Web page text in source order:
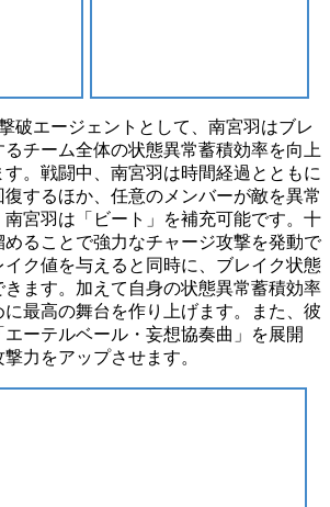
破エージェントとして、南宮羽はブレ
チーム全体の状態異常蓄積効率を向上
。戦闘中、南宮羽は時間経過とともに
復するほか、任意のメンバーが敵を異常
宮羽は「ビート」を補充可能です。十
ることで強力なチャージ攻撃を発動で
イク値を与えると同時に、ブレイク状態
ます。加えて自身の状態異常蓄積効率
に最高の舞台を作り上げます。また、彼
ーテルベール・妄想協奏曲」を展開
力をアップさせます。